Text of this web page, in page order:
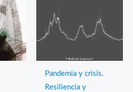
Pandemia y crisis.
Resiliencia y